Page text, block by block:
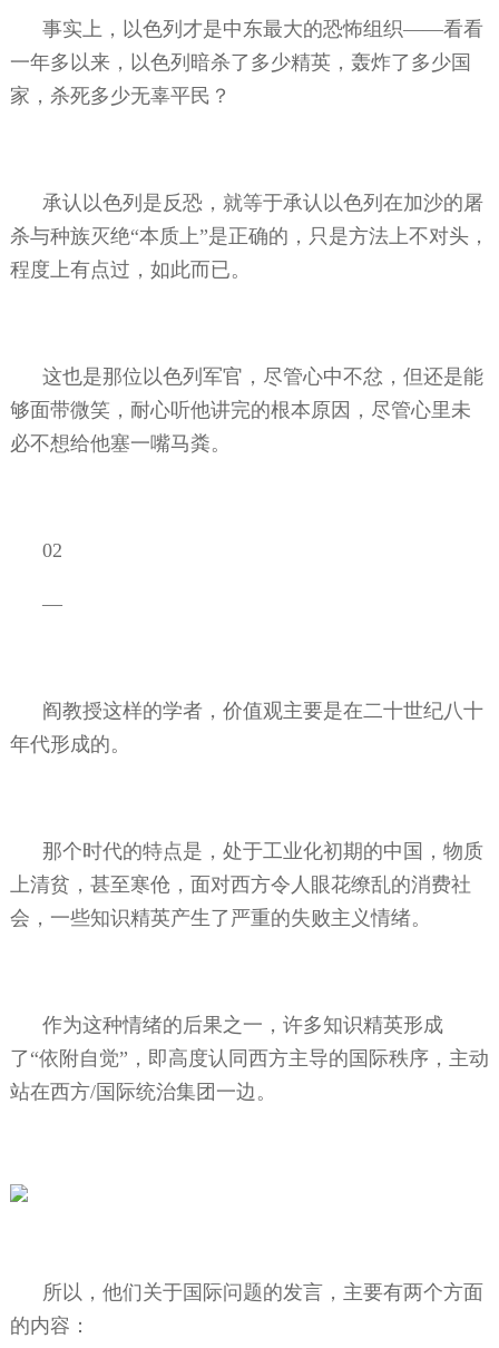
事实上，以色列才是中东最大的恐怖组织——看看
一年多以来，以色列暗杀了多少精英，轰炸了多少国
家，杀死多少无辜平民？
承认以色列是反恐，就等于承认以色列在加沙的屠
杀与种族灭绝“本质上”是正确的，只是方法上不对头，
程度上有点过，如此而已。
这也是那位以色列军官，尽管心中不忿，但还是能
够面带微笑，耐心听他讲完的根本原因，尽管心里未
必不想给他塞一嘴马粪。
02
—
阎教授这样的学者，价值观主要是在二十世纪八十
年代形成的。
那个时代的特点是，处于工业化初期的中国，物质
上清贫，甚至寒伧，面对西方令人眼花缭乱的消费社
会，一些知识精英产生了严重的失败主义情绪。
作为这种情绪的后果之一，许多知识精英形成
了“依附自觉”，即高度认同西方主导的国际秩序，主动
站在西方/国际统治集团一边。
所以，他们关于国际问题的发言，主要有两个方面
的内容：